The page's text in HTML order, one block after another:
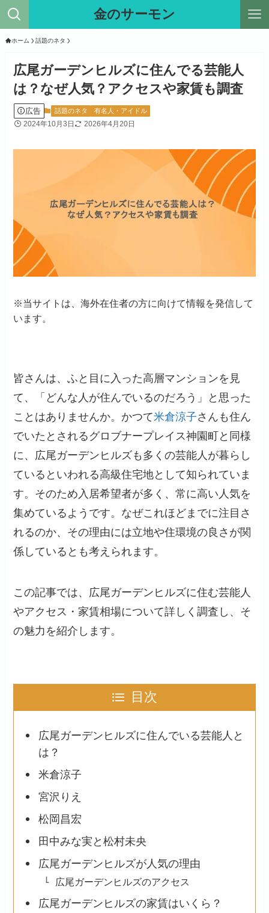
金のサーモン
ホーム 話題のネタ
広尾ガーデンヒルズに住んでる芸能人
は？なぜ人気？アクセスや家賃も調査
広告 話題のネタ 有名人・アイドル
2024年10月3日 2026年4月20日
※当サイトは、海外在住者の方に向けて情報を発信して
います。
皆さんは、ふと目に入った高層マンションを見
て、「どんな人が住んでいるのだろう」と思った
ことはありませんか。かつて米倉涼子さんも住ん
でいたとされるグロブナープレイス神園町と同様
に、広尾ガーデンヒルズも多くの芸能人が暮らし
ているといわれる高級住宅地として知られていま
す。そのため入居希望者が多く、常に高い人気を
集めているようです。なぜこれほどまでに注目さ
れるのか、その理由には立地や住環境の良さが関
係しているとも考えられます。
この記事では、広尾ガーデンヒルズに住む芸能人
やアクセス・家賃相場について詳しく調査し、そ
の魅力を紹介します。
目次
広尾ガーデンヒルズに住んでいる芸能人と
は？
米倉涼子
宮沢りえ
松岡昌宏
田中みな実と松村未央
広尾ガーデンヒルズが人気の理由
広尾ガーデンヒルズのアクセス
広尾ガーデンヒルズの家賃はいくら？